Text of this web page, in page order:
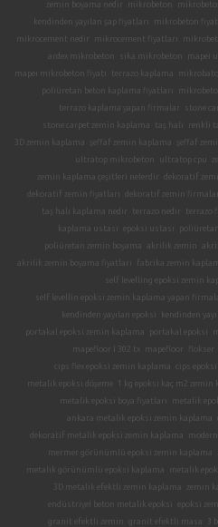
zemin boyama nedir
mikrobeton
kendinden yayılan şap fiyatları
mikrobeton
mikrocement nedir
mikrocement fiyatları
ardex mikrobeton
sika mikrobeton mapei
mapei mikrobeton fiyatı
terrazo kaplama
poliüretan beton kaplama fiyatları
terrazo kaplama yapan firmalar
stone
stone carpet zemin kaplama
taş halı renkli
3D zemin kaplama
şeffaf zemin kaplama şeffaf
ultratop mikrobeton
ultratop cpu
zemin kaplama çeşitleri nelerdir
dekoratif
dekoratif zemin fiyatları dekoratif zemin
taş halı kaplama nedir
terrazo nedir terrazo
kaplama ustası epoksi ustası
poliüretan zemin boyama akrilik zemin
akrilik zemin boyama fiyatları
fabrika zemin
self levelling epoksi zemin
self levellin epoksi zemin kaplama yapan
kendinden yayılan epoksi
kendinden
portakal epoksi zemin kaplama
portakal epoksi
mapefloor I 302 tx
mapefloor flokser
cips flex epoksi zemin kaplama cips
metalik epoksi döşeme
1 kg epoksi kaç m2 zemin
metalik epoksi boya fiyatları
metalik
ankara metalik epoksi zemin kaplama
dekoratif metalik epoksi zemin kaplama
mermer görünümlü epoksi zemin kaplama
metalik görünümlü epoksi kaplama
metalik
3D metalik efektli zemin kaplama
zemin
endüstriyel beton metalik epoksi epoksi
granit efektli zemin granit efektli masa
3